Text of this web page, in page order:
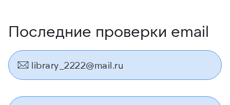
Последние проверки email
library_2222@mail.ru